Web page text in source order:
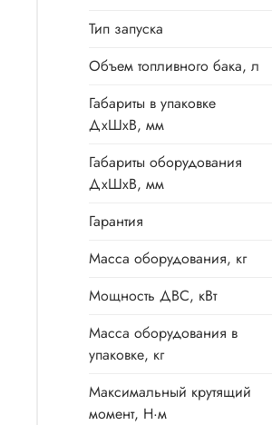
Тип запуска
Объем топливного бака, л
Габариты в упаковке
ДхШхВ, мм
Габариты оборудования
ДхШхВ, мм
Гарантия
Масса оборудования, кг
Мощность ДВС, кВт
Масса оборудования в
упаковке, кг
Максимальный крутящий
момент, Н·м